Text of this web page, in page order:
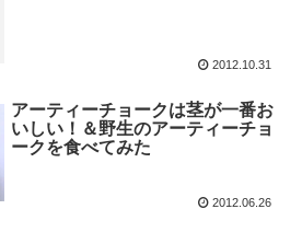
2012.10.31
アーティーチョークは茎が一番お
いしい！＆野生のアーティーチョ
ークを食べてみた
2012.06.26